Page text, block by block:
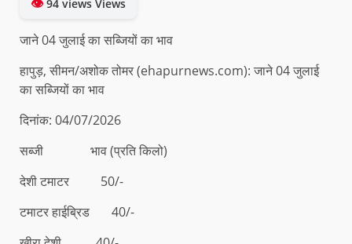
94 views Views
जाने 04 जुलाई का सब्जियों का भाव
हापुड़, सीमन/अशोक तोमर (ehapurnews.com): जाने 04 जुलाई
का सब्जियों का भाव
दिनांक: 04/07/2026
सब्जी भाव (प्रति किलो)
देशी टमाटर 50/-
टमाटर हाईब्रिड 40/-